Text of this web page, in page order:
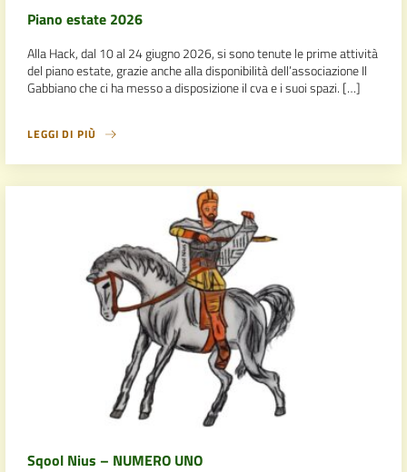
Piano estate 2026
Alla Hack, dal 10 al 24 giugno 2026, si sono tenute le prime attività
del piano estate, grazie anche alla disponibilità dell’associazione Il
Gabbiano che ci ha messo a disposizione il cva e i suoi spazi. […]
LEGGI DI PIÙ
Sqool Nius – NUMERO UNO